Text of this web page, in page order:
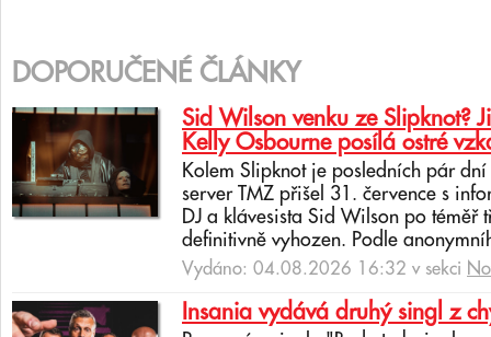
DOPORUČENÉ ČLÁNKY
Sid Wilson venku ze Slipknot?
Kelly Osbourne posílá ostré
Kolem Slipknot je posledních pár
server TMZ přišel 31. července s
DJ a klávesista Sid Wilson po téměř
definitivně vyhozen. Podle
Vydáno: 04.08.2026 16:32 v sekci
Insania vydává druhý singl z